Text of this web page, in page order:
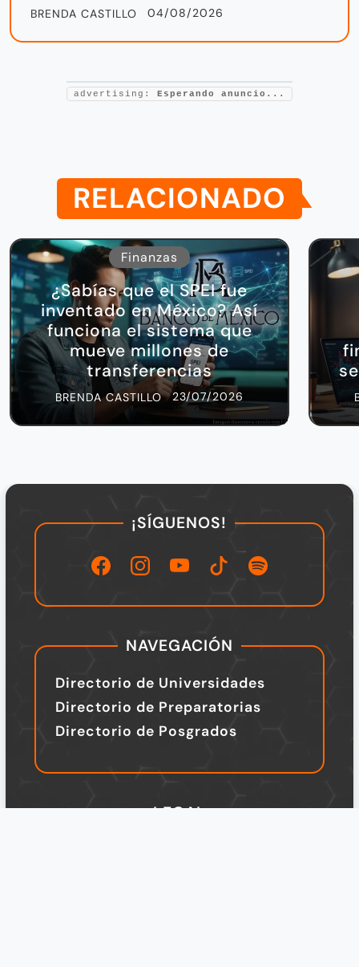
BRENDA CASTILLO 04/08/2026
advertising: Esperando anuncio...
RELACIONADO
Finanzas
¿Sabías que el SPEI fue
inventado en México? Así
funciona el sistema que
mueve millones de
transferencias
BRENDA CASTILLO 23/07/2026
¡SÍGUENOS!
NAVEGACIÓN
Directorio de Universidades
Directorio de Preparatorias
Directorio de Posgrados
LEGAL